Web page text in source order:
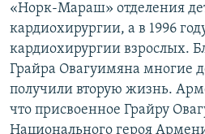
«Норк-Мараш» отделения
кардиохирургии, а в 1996
кардиохирургии взрослых.
Грайра Овагуимяна многие
получили вторую жизнь.
что присвоенное Грайру
Национального героя